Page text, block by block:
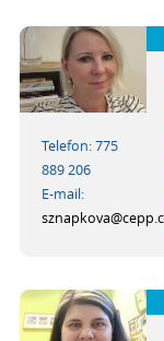
Telefon: 775
889 206
E-mail: